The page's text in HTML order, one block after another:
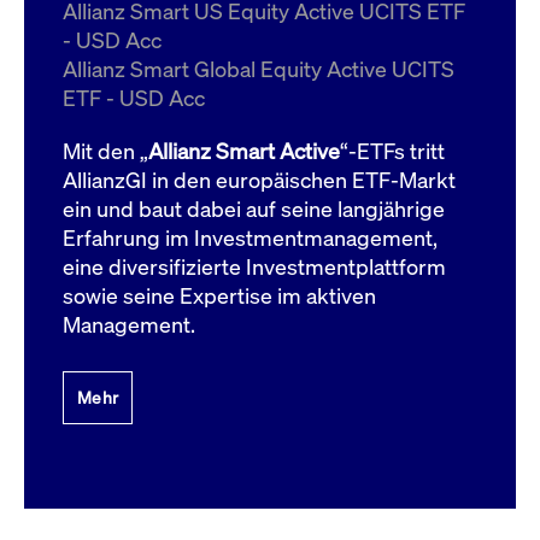
Allianz Smart US Equity Active UCITS ETF
- USD Acc
Allianz Smart Global Equity Active UCITS
ETF - USD Acc
Mit den „Allianz Smart Active“-ETFs tritt
AllianzGI in den europäischen ETF-Markt
ein und baut dabei auf seine langjährige
Erfahrung im Investmentmanagement,
eine diversifizierte Investmentplattform
sowie seine Expertise im aktiven
Management.
Mehr
ApplicationGatewayAffinityCORS
boerse.com
Domain
bis